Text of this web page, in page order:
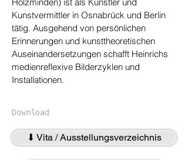
Kunstvermittler in Osnabrück und Berlin
tätig. Ausgehend von persönlichen
Erinnerungen und kunsttheoretischen
Auseinandersetzungen schafft Heinrichs
medienreflexive Bilderzyklen und
Installationen.​
Download
⬇ Vita / Ausstellungsverzeichnis